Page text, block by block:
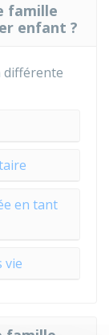
famille
enfant ?
différente
en tant
vie